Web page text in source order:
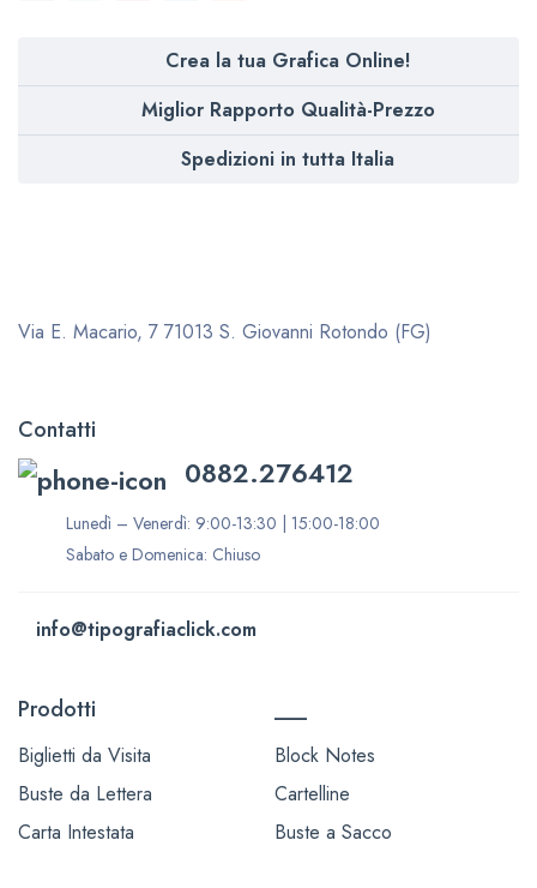
Crea la tua Grafica Online!
Miglior Rapporto Qualità-Prezzo
Spedizioni in tutta Italia
Via E. Macario, 7 71013 S. Giovanni Rotondo (FG)
Contatti
0882.276412
Lunedì – Venerdì: 9:00-13:30 | 15:00-18:00
Sabato e Domenica: Chiuso
info@tipografiaclick.com
Prodotti
Biglietti da Visita
Buste da Lettera
Carta Intestata
Block Notes
Cartelline
Buste a Sacco